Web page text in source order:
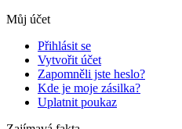
Můj účet
Přihlásit se
Vytvořit účet
Zapomněli jste heslo?
Kde je moje zásilka?
Uplatnit poukaz